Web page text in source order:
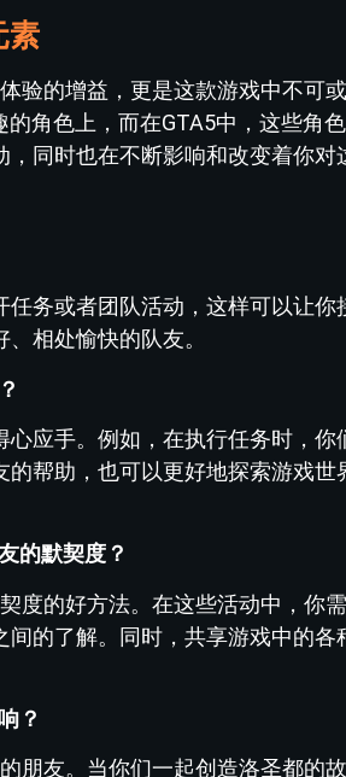
素
验的增益，更是这款游戏中不可
角色上，而在GTA5中，这些角
同时也在不断影响和改变着你对
务或者团队活动，这样可以让你
相处愉快的队友。
应手。例如，在执行任务时，你
帮助，也可以更好地探索游戏世
的默契度？
度的好方法。在这些活动中，你
的了解。同时，共享游戏中的各
？
朋友。当你们一起创造洛圣都的